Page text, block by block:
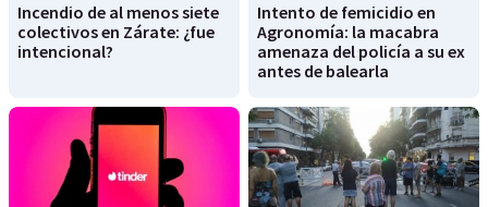
Incendio de al menos siete
colectivos en Zárate: ¿fue
intencional?
Intento de femicidio en
Agronomía: la macabra
amenaza del policía a su ex
antes de balearla